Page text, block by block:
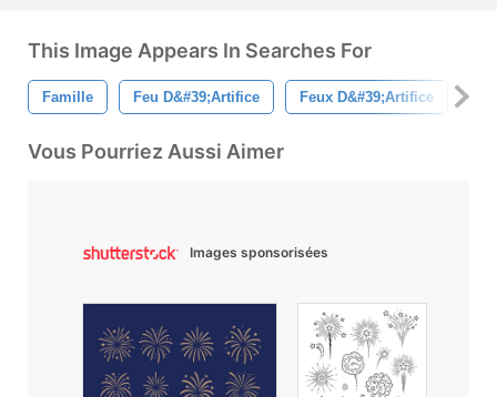
This Image Appears In Searches For
Famille Feu D&#39;artifice Feux D&#39;artifice
Vous Pourriez Aussi Aimer
Images sponsorisées